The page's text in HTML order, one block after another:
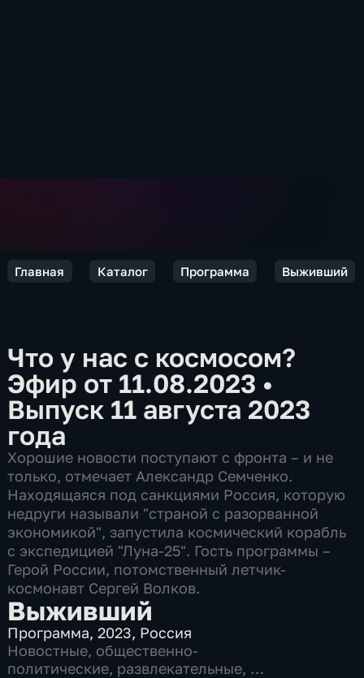
Главная Каталог Программа Выживший
Что у нас с космосом?
Эфир от 11.08.2023 •
Выпуск 11 августа 2023
года
Хорошие новости поступают с фронта – и не
только, отмечает Александр Семченко.
Находящаяся под санкциями Россия, которую
недруги называли "страной с разорванной
экономикой", запустила космический корабль
с экспедицией "Луна-25". Гость программы –
Герой России, потомственный летчик-
космонавт Сергей Волков.
Выживший
Программа,2023, Россия
Новостные, общественно-
политические, развлекательные,